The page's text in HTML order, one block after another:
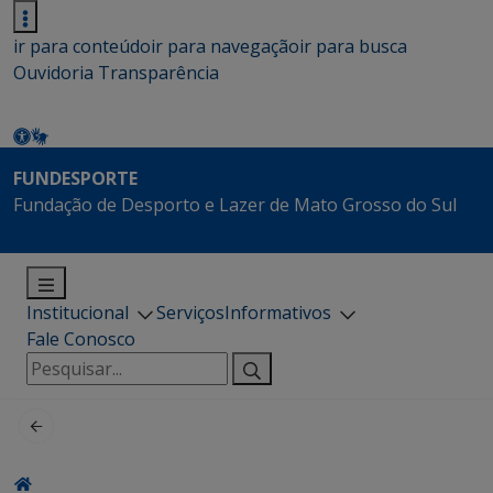
ir para conteúdoir para navegaçãoir para busca
Ouvidoria Transparência
FUNDESPORTE
Fundação de Desporto e Lazer de Mato Grosso do Sul
Institucional ServiçosInformativos
Fale Conosco
Pesquisar
por: